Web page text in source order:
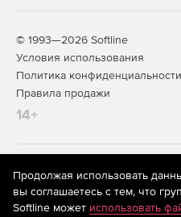
© 1993—2026 Softline
Условия использования
Политика конфиденциальности
Правила продажи
14+
На информационном ресурсе
рекомендательные технологии
предоставления информации
систематизации и анализа
Продолжая использовать
вы соглашаетесь с тем, что
Softline может использовать